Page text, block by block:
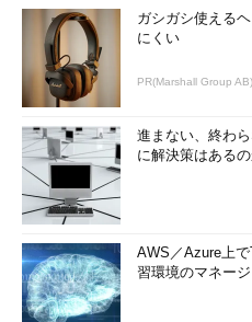
ガシガシ使える
にくい
PR(Marshall Group AB)
進まない、終わ
に解決策はある
AWS／Azure上
習環境のマネー